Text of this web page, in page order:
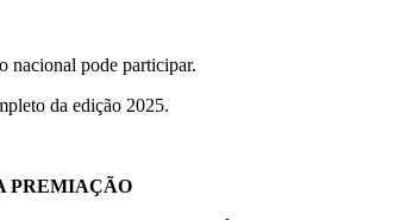
nacional pode participar.
da edição 2025.
PREMIAÇÃO